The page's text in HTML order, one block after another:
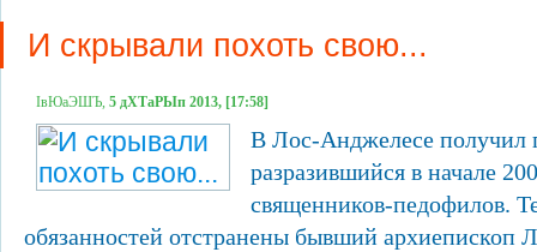
И скрывали похоть свою...
ІвЮаЭШЪ, 5 дХТаРЫп 2013, [17:58]
В Лос-Анджелесе получил
разразившийся в начале
священников-педофилов.
обязанностей отстранены бывший архиепископ